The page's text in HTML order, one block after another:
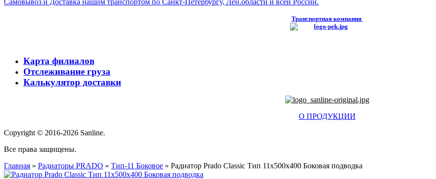
Самовывоз и Доставка нашим транспортом по Санкт-Петербургу, Лен.области и всей России.
Транспортная компания
Карта филиалов
Отслеживание груза
Калькулятор доставки
О ПРОДУКЦИИ
Copyright © 2016-2026 Sanline.
Все права защищены.
Главная » Радиаторы PRADO » Тип-11 Боковое » Радиатор Prado Classic Тип 11x500x400 Боковая подводка